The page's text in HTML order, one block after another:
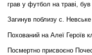
грав у футбол на траві,
Загинув поблизу с. Невське
Похований на Алеї
Посмертно присвоєно